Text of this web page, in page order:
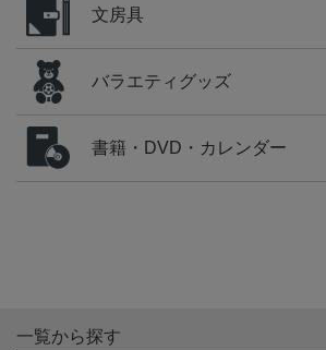
文房具
バラエティグッズ
書籍・DVD・カレンダー
一覧から探す